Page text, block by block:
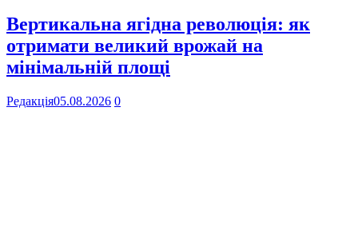
Вертикальна ягідна революція: як
отримати великий врожай на
мінімальній площі
Редакція05.08.2026 0